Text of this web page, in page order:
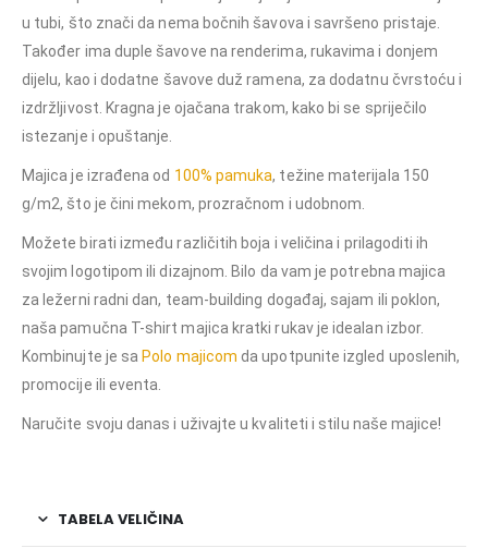
u tubi, što znači da nema bočnih šavova i savršeno pristaje.
Također ima duple šavove na renderima, rukavima i donjem
dijelu, kao i dodatne šavove duž ramena, za dodatnu čvrstoću i
izdržljivost. Kragna je ojačana trakom, kako bi se spriječilo
istezanje i opuštanje.
Majica je izrađena od 100% pamuka, težine materijala 150
g/m2, što je čini mekom, prozračnom i udobnom.
Možete birati između različitih boja i veličina i prilagoditi ih
svojim logotipom ili dizajnom. Bilo da vam je potrebna majica
za ležerni radni dan, team-building događaj, sajam ili poklon,
naša pamučna T-shirt majica kratki rukav je idealan izbor.
Kombinujte je sa Polo majicom da upotpunite izgled uposlenih,
promocije ili eventa.
Naručite svoju danas i uživajte u kvaliteti i stilu naše majice!
TABELA VELIČINA